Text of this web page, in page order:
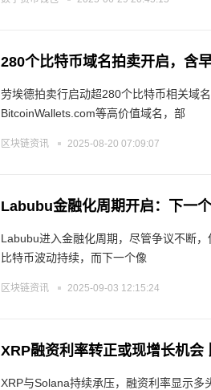
280个比特币域名拍卖开启，含
劳埃德拍卖行启动超280个比特币相关域
BitcoinWallets.com等高价值域名，部
区块链资讯 2025-08-20 07:09:07
Labubu金融化周期开启：下一
Labubu进入金融化周期，尽管争议不断
比特币波动持续，而下一个像
区块链资讯 2025-09-03 12:15:24
XRP融资利率转正或现增长机会
XRP与Solana持续承压，融资利率显示